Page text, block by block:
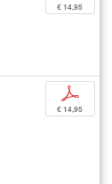
€ 14,95
p
€ 14,95